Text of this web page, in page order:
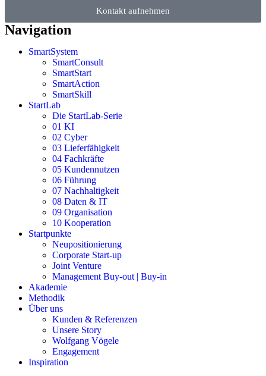
Kontakt aufnehmen
Navigation
SmartSystem
SmartConsult
SmartStart
SmartAction
SmartSkill
StartLab
Die StartLab-Serie
01 KI
02 Cyber
03 Lieferfähigkeit
04 Fachkräfte
05 Kundennutzen
06 Führung
07 Nachhaltigkeit
08 Daten & IT
09 Organisation
10 Kooperation
Startpunkte
Neupositionierung
Corporate Start-up
Joint Venture
Management Buy-out | Buy-in
Akademie
Methodik
Über uns
Kunden & Referenzen
Unsere Story
Wolfgang Vögele
Engagement
Inspiration